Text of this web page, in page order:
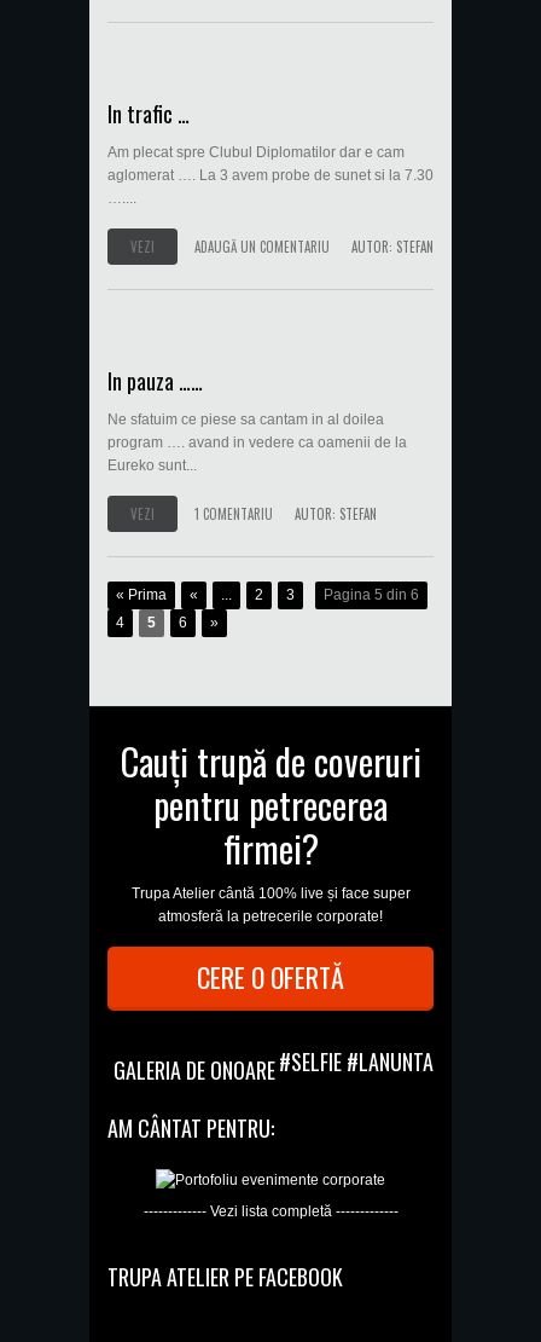
In trafic …
Am plecat spre Clubul Diplomatilor dar e cam
aglomerat …. La 3 avem probe de sunet si la 7.30
…....
VEZI ADAUGĂ UN COMENTARIU AUTOR: STEFAN
In pauza ……
Ne sfatuim ce piese sa cantam in al doilea
program …. avand in vedere ca oamenii de la
Eureko sunt...
VEZI 1 COMENTARIU AUTOR: STEFAN
Pagina 5 din 6
« Prima « ... 2
3
4
5 6 »
Cauți trupă de coveruri
pentru petrecerea
firmei?
Trupa Atelier cântă 100% live și face super
atmosferă la petrecerile corporate!
CERE O OFERTĂ
GALERIA DE ONOARE#SELFIE #LANUNTA
AM CÂNTAT PENTRU:
------------- Vezi lista completă -------------
TRUPA ATELIER PE FACEBOOK